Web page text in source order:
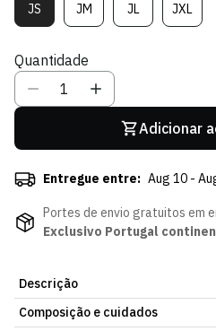
JSVariante
Esgotada
Indisponível
JMVariante
Esgotada
Indisponível
JLVariante
Esgotada
JXL
Quantidade
Adicionar
Entregue entre: Aug 10 -
Portes de envio gratuitos em
Exclusivo Portugal
Descrição
Hoodie Steam - Criança, peça
Composição e cuidados